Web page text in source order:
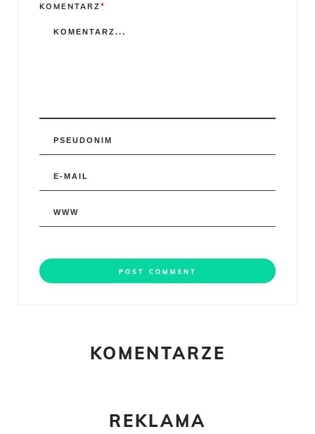
Comment
KOMENTARZ*
KOMENTARZE
REKLAMA